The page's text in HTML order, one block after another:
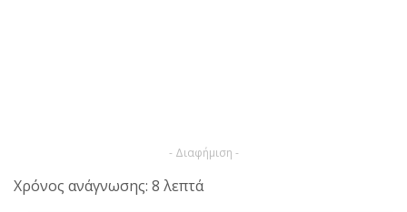
- Διαφήμιση -
Χρόνος ανάγνωσης: 8 λεπτά